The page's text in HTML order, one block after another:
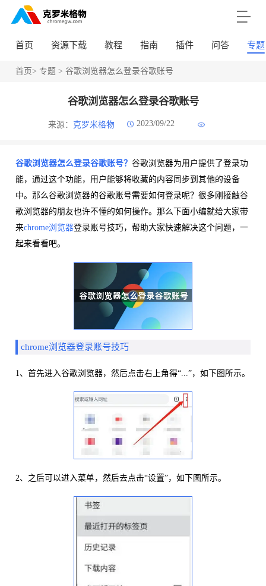
首页 资源下载 教程 指南 插件 问答 专题
首页> 专题> 谷歌浏览器怎么登录谷歌账号
谷歌浏览器怎么登录谷歌账号
来源： 克罗米格物 2023/09/22
谷歌浏览器怎么登录谷歌账号？ 谷歌浏览器为用户提供了登录功
能，通过这个功能，用户能够将收藏的内容同步到其他的设备
中。那么谷歌浏览器的谷歌账号需要如何登录呢？很多刚接触谷
歌浏览器的朋友也许不懂的如何操作。那么下面小编就给大家带
来chrome浏览器登录账号技巧，帮助大家快速解决这个问题，一
起来看看吧。
chrome浏览器登录账号技巧
1、首先进入谷歌浏览器，然后点击右上角得“...”，如下图所示。
2、之后可以进入菜单，然后去点击“设置”，如下图所示。